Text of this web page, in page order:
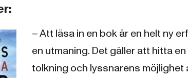
– Att läsa in en bok är en helt ny
en utmaning. Det gäller att hitta
tolkning och lyssnarens